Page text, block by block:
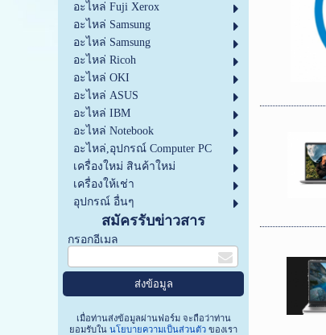
อะไหล่ Fuji Xerox
อะไหล่ Samsung
อะไหล่ Samsung
อะไหล่ Ricoh
อะไหล่ OKI
อะไหล่ ASUS
อะไหล่ IBM
อะไหล่ Notebook
อะไหล่,อุปกรณ์ Computer PC
เครื่องใหม่ สินค้าใหม่
เครื่องให้เช่า
อุปกรณ์ อื่นๆ
สมัครรับข่าวสาร
กรอกอีเมล
เมื่อท่านส่งข้อมูลผ่านฟอร์ม จะถือว่าท่าน
ยอมรับใน นโยบายความเป็นส่วนตัวของเรา